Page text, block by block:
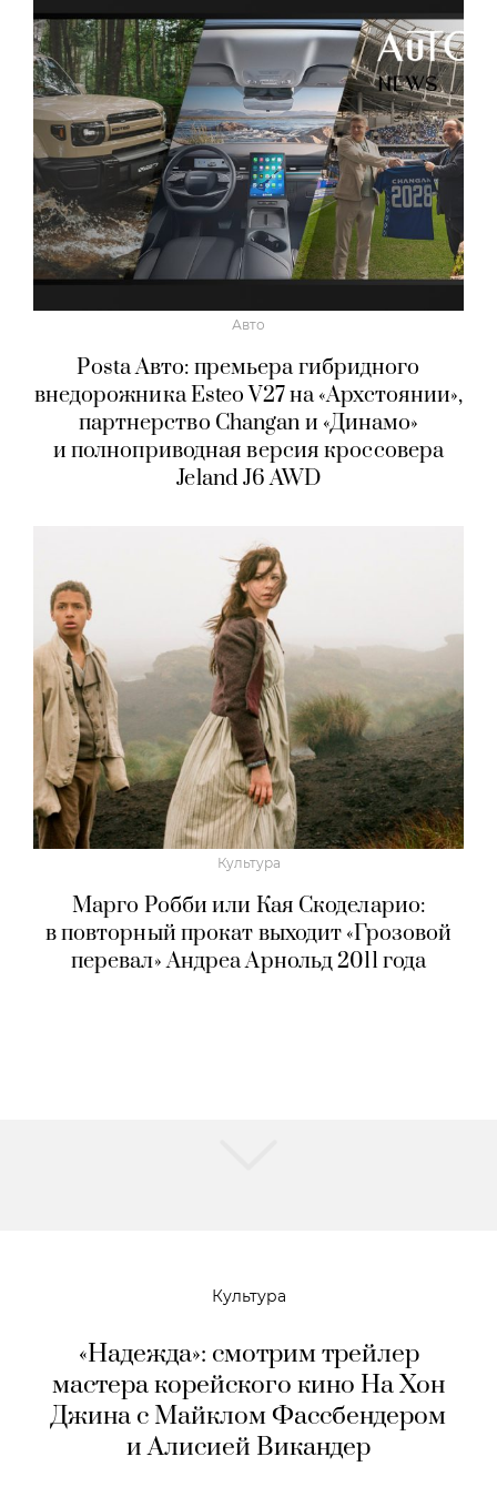
Авто
Posta Авто: премьера гибридного
внедорожника Esteo V27 на «Архстоянии»,
партнерство Changan и «Динамо»
и полноприводная версия кроссовера
Jeland J6 AWD
Культура
Марго Робби или Кая Скоделарио:
в повторный прокат выходит «Грозовой
перевал» Андреа Арнольд 2011 года
Культура
«Надежда»: смотрим трейлер
мастера корейского кино На Хон
Джина с Майклом Фассбендером
и Алисией Викандер